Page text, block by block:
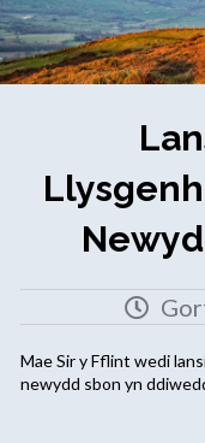
Mae Sir y Fflint wedi
newydd sbon yn